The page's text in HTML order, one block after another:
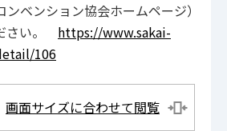
ベンション協会ホームページ）
さい。 https://www.sakai-
106
画面サイズに合わせて閲覧